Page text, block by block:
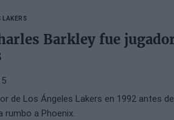
LAKERS
Barkley fue
de Los Ángeles Lakers en 1992 antes
rumbo a Phoenix.